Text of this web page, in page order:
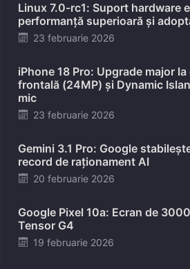
Linux 7.0-rc1: Suport hardware
performanță superioară și
Posted
23 februarie 2026
iPhone 18 Pro: Upgrade major la
frontală (24MP) și Dynamic
mic
Posted
23 februarie 2026
Gemini 3.1 Pro: Google
record de raționament AI
Posted
20 februarie 2026
Google Pixel 10a: Ecran de
Tensor G4
Posted
19 februarie 2026